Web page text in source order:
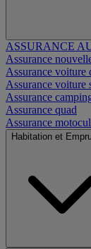
ASSURANCE
Assurance
Assurance voiture
Assurance voiture
Assurance
Assurance quad
Assurance
Habitation et